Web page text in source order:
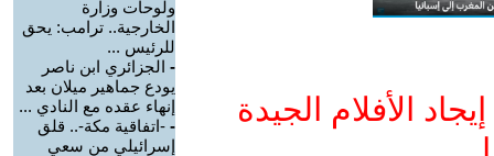
الأفلام الجيدة
ولوحات وزارة
الخارجية.. ترامب: يحق
للرئيس ...
- الجزائري ابن ناصر
يودع جماهير ميلان بعد
إنهاء عقده مع النادي ...
- -اتفاقية مكة-.. قلق
إسرائيلي من سعي